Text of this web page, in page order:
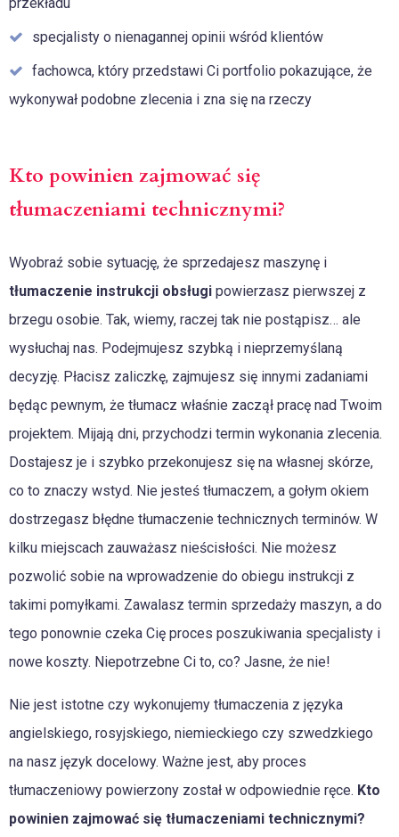
specjalisty o nienagannej opinii wśród klientów
fachowca, który przedstawi Ci portfolio pokazujące, że
wykonywał podobne zlecenia i zna się na rzeczy
Kto powinien zajmować się
tłumaczeniami technicznymi?
Wyobraź sobie sytuację, że sprzedajesz maszynę i
tłumaczenie instrukcji obsługi powierzasz pierwszej z
brzegu osobie. Tak, wiemy, raczej tak nie postąpisz… ale
wysłuchaj nas. Podejmujesz szybką i nieprzemyślaną
decyzję. Płacisz zaliczkę, zajmujesz się innymi zadaniami
będąc pewnym, że tłumacz właśnie zaczął pracę nad Twoim
projektem. Mijają dni, przychodzi termin wykonania zlecenia.
Dostajesz je i szybko przekonujesz się na własnej skórze,
co to znaczy wstyd. Nie jesteś tłumaczem, a gołym okiem
dostrzegasz błędne tłumaczenie technicznych terminów. W
kilku miejscach zauważasz nieścisłości. Nie możesz
pozwolić sobie na wprowadzenie do obiegu instrukcji z
takimi pomyłkami. Zawalasz termin sprzedaży maszyn, a do
tego ponownie czeka Cię proces poszukiwania specjalisty i
nowe koszty. Niepotrzebne Ci to, co? Jasne, że nie!
Nie jest istotne czy wykonujemy tłumaczenia z języka
angielskiego, rosyjskiego, niemieckiego czy szwedzkiego
na nasz język docelowy. Ważne jest, aby proces
tłumaczeniowy powierzony został w odpowiednie ręce. Kto
powinien zajmować się tłumaczeniami technicznymi?